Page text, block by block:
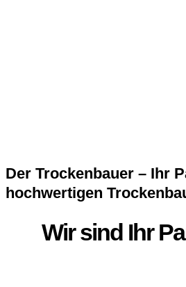
Der Trockenbauer – Ihr
hochwertigen
Wir sind Ihr